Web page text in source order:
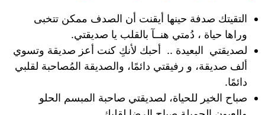
التقيتك صدفة حينها أيقنت أن الصدف ممكن تتخبى
وراها حياة ، دُمتي هنــآ بالقلب يا صديقتي.
لصديقتي البعيدة .. أحبك لأنكِ كنت أعز صديقة وتسوي
ألف صديقة، و رفيقتي دائمًا، والصديقة المُصاحبة لقلبي
دائمًا.
صباح الخير للحياة، لصديقتي صاحبة المبسم الحلو